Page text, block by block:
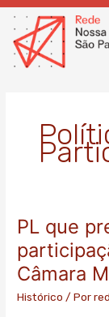
Ir
para
conteúdo
PL que
Câmara
Histórico / Por
PL
prevê
uma
política